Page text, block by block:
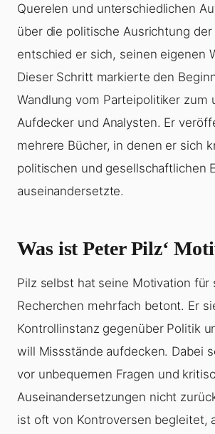
Querelen und unterschiedlichen
über die politische Ausrichtung der
entschied er sich, seinen eigenen
Dieser Schritt markierte den
Wandlung vom Parteipolitiker zum
Aufdecker und Analysten. Er
mehrere Bücher, in denen er sich
politischen und gesellschaftlichen
auseinandersetzte.
Was ist Peter Pilz‘
Pilz selbst hat seine Motivation für
Recherchen mehrfach betont. Er
Kontrollinstanz gegenüber Politik
will Missstände aufdecken. Dabei
vor unbequemen Fragen und
Auseinandersetzungen nicht
ist oft von Kontroversen begleitet,